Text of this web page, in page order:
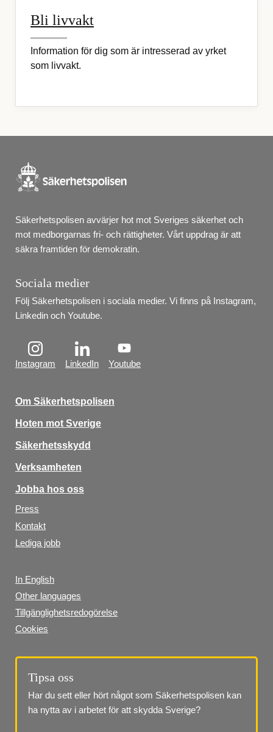
Bli livvakt
Information för dig som är intresserad av yrket
som livvakt.
Säkerhetspolisen avvärjer hot mot Sveriges säkerhet och
mot medborgarnas fri- och rättigheter. Vårt uppdrag är att
säkra framtiden för demokratin.
Sociala medier
Följ Säkerhetspolisen i sociala medier. Vi finns på Instagram,
Linkedin och Youtube.
Instagram LinkedIn Youtube
Om Säkerhetspolisen
Hoten mot Sverige
Säkerhetsskydd
Verksamheten
Jobba hos oss
Press
Kontakt
Lediga jobb
In English
Other languages
Tillgänglighetsredogörelse
Cookies
Tipsa oss
Har du sett eller hört något som Säkerhetspolisen kan
ha nytta av i arbetet för att skydda Sverige?